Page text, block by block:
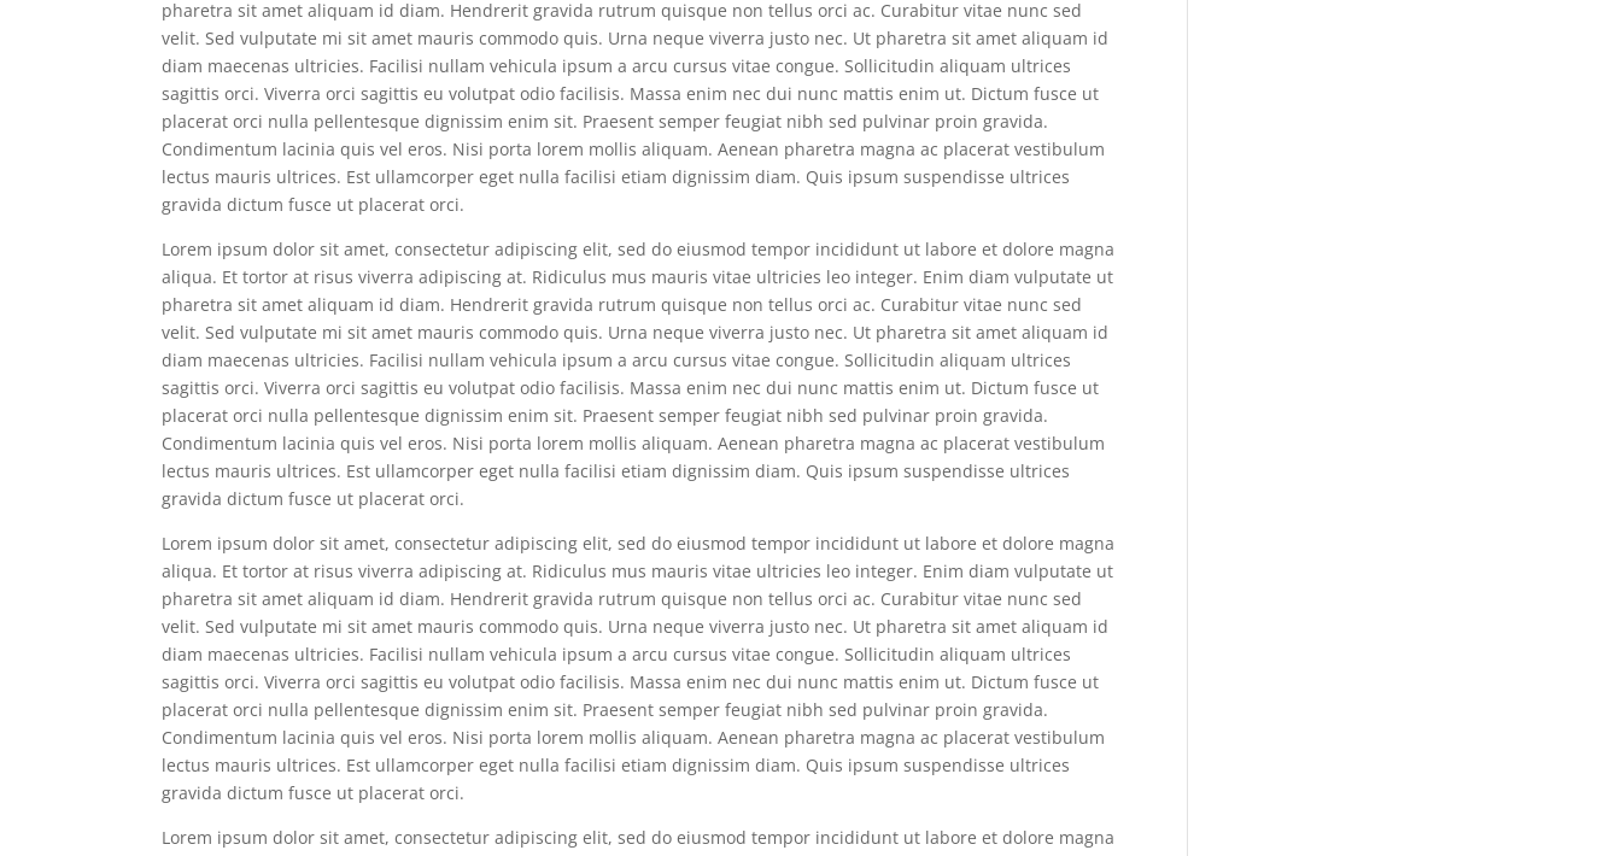
pharetra sit amet aliquam id diam. Hendrerit gravida rutrum quisque non tellus orci ac. Curabitur vitae nunc sed
velit. Sed vulputate mi sit amet mauris commodo quis. Urna neque viverra justo nec. Ut pharetra sit amet aliquam id
diam maecenas ultricies. Facilisi nullam vehicula ipsum a arcu cursus vitae congue. Sollicitudin aliquam ultrices
sagittis orci. Viverra orci sagittis eu volutpat odio facilisis. Massa enim nec dui nunc mattis enim ut. Dictum fusce ut
placerat orci nulla pellentesque dignissim enim sit. Praesent semper feugiat nibh sed pulvinar proin gravida.
Condimentum lacinia quis vel eros. Nisi porta lorem mollis aliquam. Aenean pharetra magna ac placerat vestibulum
lectus mauris ultrices. Est ullamcorper eget nulla facilisi etiam dignissim diam. Quis ipsum suspendisse ultrices
gravida dictum fusce ut placerat orci.
Lorem ipsum dolor sit amet, consectetur adipiscing elit, sed do eiusmod tempor incididunt ut labore et dolore magna
aliqua. Et tortor at risus viverra adipiscing at. Ridiculus mus mauris vitae ultricies leo integer. Enim diam vulputate ut
pharetra sit amet aliquam id diam. Hendrerit gravida rutrum quisque non tellus orci ac. Curabitur vitae nunc sed
velit. Sed vulputate mi sit amet mauris commodo quis. Urna neque viverra justo nec. Ut pharetra sit amet aliquam id
diam maecenas ultricies. Facilisi nullam vehicula ipsum a arcu cursus vitae congue. Sollicitudin aliquam ultrices
sagittis orci. Viverra orci sagittis eu volutpat odio facilisis. Massa enim nec dui nunc mattis enim ut. Dictum fusce ut
placerat orci nulla pellentesque dignissim enim sit. Praesent semper feugiat nibh sed pulvinar proin gravida.
Condimentum lacinia quis vel eros. Nisi porta lorem mollis aliquam. Aenean pharetra magna ac placerat vestibulum
lectus mauris ultrices. Est ullamcorper eget nulla facilisi etiam dignissim diam. Quis ipsum suspendisse ultrices
gravida dictum fusce ut placerat orci.
Lorem ipsum dolor sit amet, consectetur adipiscing elit, sed do eiusmod tempor incididunt ut labore et dolore magna
aliqua. Et tortor at risus viverra adipiscing at. Ridiculus mus mauris vitae ultricies leo integer. Enim diam vulputate ut
pharetra sit amet aliquam id diam. Hendrerit gravida rutrum quisque non tellus orci ac. Curabitur vitae nunc sed
velit. Sed vulputate mi sit amet mauris commodo quis. Urna neque viverra justo nec. Ut pharetra sit amet aliquam id
diam maecenas ultricies. Facilisi nullam vehicula ipsum a arcu cursus vitae congue. Sollicitudin aliquam ultrices
sagittis orci. Viverra orci sagittis eu volutpat odio facilisis. Massa enim nec dui nunc mattis enim ut. Dictum fusce ut
placerat orci nulla pellentesque dignissim enim sit. Praesent semper feugiat nibh sed pulvinar proin gravida.
Condimentum lacinia quis vel eros. Nisi porta lorem mollis aliquam. Aenean pharetra magna ac placerat vestibulum
lectus mauris ultrices. Est ullamcorper eget nulla facilisi etiam dignissim diam. Quis ipsum suspendisse ultrices
gravida dictum fusce ut placerat orci.
Lorem ipsum dolor sit amet, consectetur adipiscing elit, sed do eiusmod tempor incididunt ut labore et dolore magna